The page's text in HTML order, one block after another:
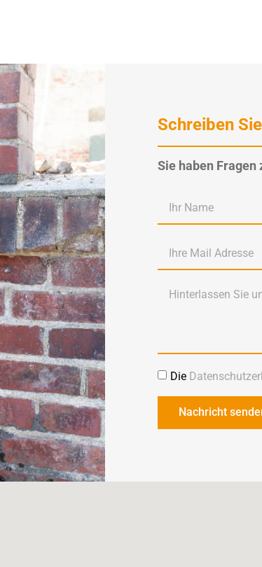
Schreiben
Sie haben Fragen
Die
Nachricht